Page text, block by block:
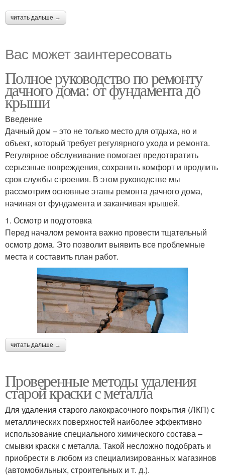
читать дальше →
Вас может заинтересовать
Полное руководство по ремонту
дачного дома: от фундамента до
крыши
Введение
Дачный дом – это не только место для отдыха, но и
объект, который требует регулярного ухода и ремонта.
Регулярное обслуживание помогает предотвратить
серьезные повреждения, сохранить комфорт и продлить
срок службы строения. В этом руководстве мы
рассмотрим основные этапы ремонта дачного дома,
начиная от фундамента и заканчивая крышей.
1. Осмотр и подготовка
Перед началом ремонта важно провести тщательный
осмотр дома. Это позволит выявить все проблемные
места и составить план работ.
читать дальше →
Проверенные методы удаления
старой краски с металла
Для удаления старого лакокрасочного покрытия (ЛКП) с
металлических поверхностей наиболее эффективно
использование специального химического состава –
смывки краски с металла. Такой несложно подобрать и
приобрести в любом из специализированных магазинов
(автомобильных, строительных и т. д.).